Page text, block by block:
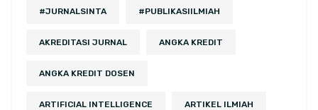
#JURNALSINTA #PUBLIKASIILMIAH
AKREDITASI JURNAL ANGKA KREDIT
ANGKA KREDIT DOSEN
ARTIFICIAL INTELLIGENCE ARTIKEL ILMIAH